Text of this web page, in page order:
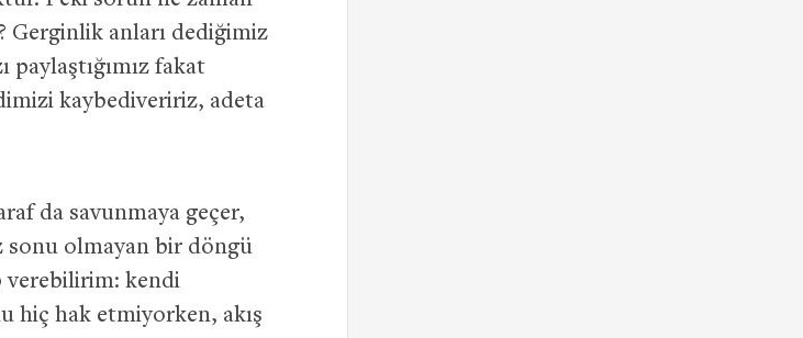
Gerginlik anları dediğimiz
paylaştığımız fakat
kaybediveririz, adeta
da savunmaya geçer,
sonu olmayan bir döngü
verebilirim: kendi
hiç hak etmiyorken, akış